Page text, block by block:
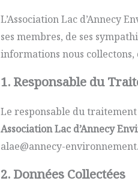
L’Association Lac d’Annecy
ses membres, de ses
informations nous collectons,
1. Responsable du
Le responsable du traitement
Association Lac d’Annecy
alae@annecy-
2. Données Collectées